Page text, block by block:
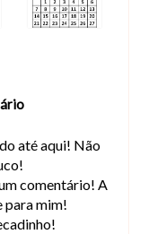
até aqui! Não
comentário! A
para mim!